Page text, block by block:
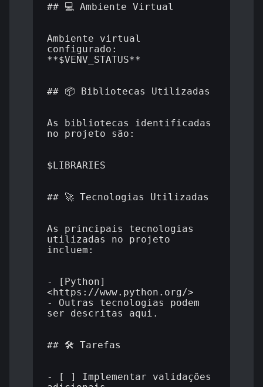
## 💻 Ambiente Virtual
Ambiente virtual
configurado:
**$VENV_STATUS**
## 📦 Bibliotecas Utilizadas
As bibliotecas identificadas
no projeto são:
$LIBRARIES
## 🚀 Tecnologias Utilizadas
As principais tecnologias
utilizadas no projeto
incluem:
- [Python]
<https://www.python.org/>
- Outras tecnologias podem
ser descritas aqui.
## 🛠️ Tarefas
- [ ] Implementar validações